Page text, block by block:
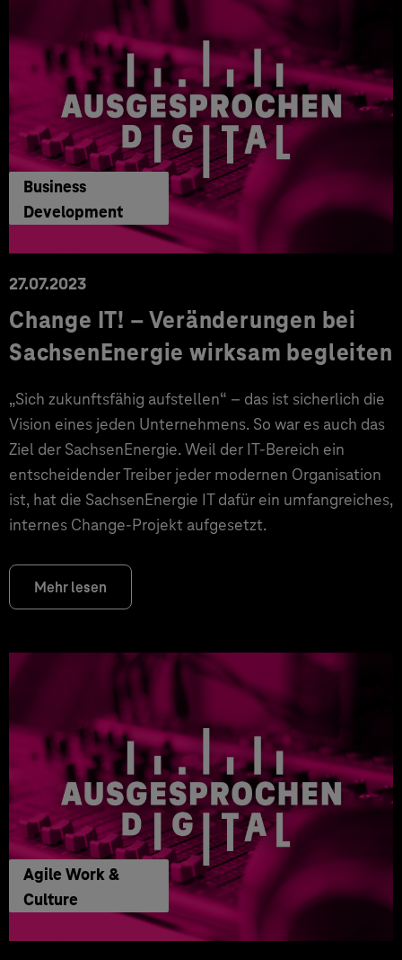
Business
Development
27.07.2023
Change IT! – Veränderungen bei
SachsenEnergie wirksam begleiten
„Sich zukunftsfähig aufstellen“ – das ist sicherlich die
Vision eines jeden Unternehmens. So war es auch das
Ziel der SachsenEnergie. Weil der IT-Bereich ein
entscheidender Treiber jeder modernen Organisation
ist, hat die SachsenEnergie IT dafür ein umfangreiches,
internes Change-Projekt aufgesetzt.
Mehr lesen
Agile Work &
Culture